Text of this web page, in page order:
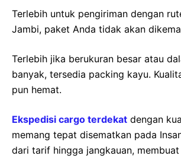
Terlebih untuk pengiriman dengan
Jambi, paket Anda tidak akan
Terlebih jika berukuran besar atau
banyak, tersedia packing kayu.
pun hemat.
Ekspedisi cargo terdekat dengan
memang tepat disematkan pada
dari tarif hingga jangkauan,